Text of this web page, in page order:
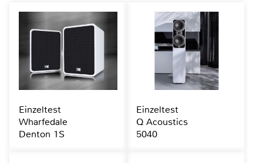
Einzeltest
Wharfedale
Denton 1S
Einzeltest
Q Acoustics
5040